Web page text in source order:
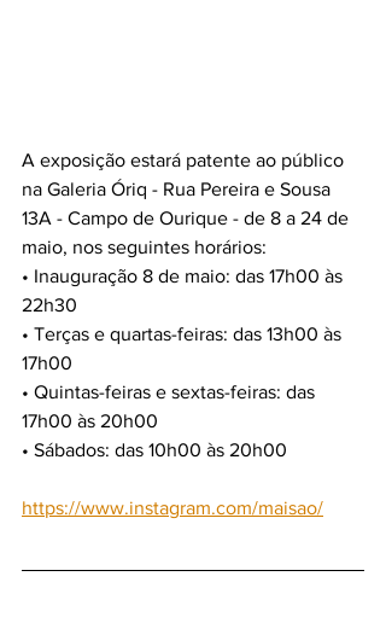
A exposição estará patente ao público
na Galeria Óriq - Rua Pereira e Sousa
13A - Campo de Ourique - de 8 a 24 de
maio, nos seguintes horários:
• Inauguração 8 de maio: das 17h00 às
22h30
• Terças e quartas-feiras: das 13h00 às
17h00
• Quintas-feiras e sextas-feiras: das
17h00 às 20h00
• Sábados: das 10h00 às 20h00
https://www.instagram.com/maisao/